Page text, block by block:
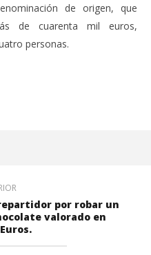
de origen, que
de cuarenta mil euros,
personas.
por robar un
valorado en